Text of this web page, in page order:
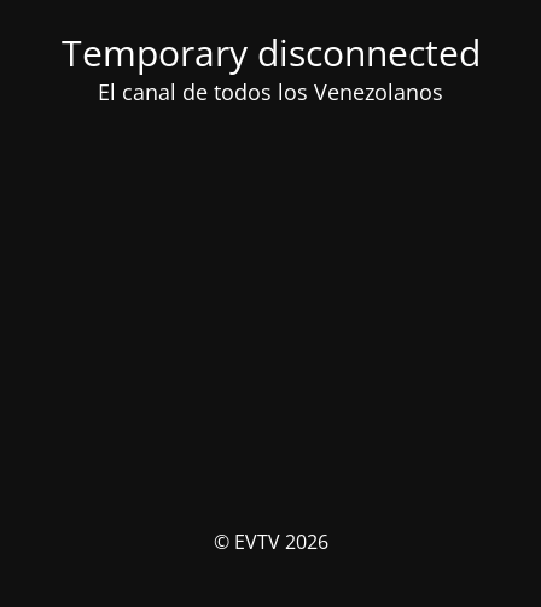
Temporary disconnected
El canal de todos los Venezolanos
© EVTV 2026